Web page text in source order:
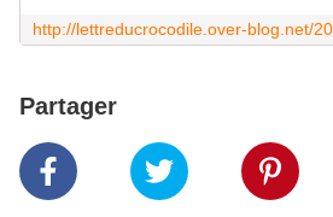
Partager